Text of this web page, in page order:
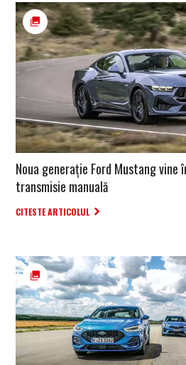
Noua generație Ford Mustang vine
transmisie manuală
CITESTE ARTICOLUL